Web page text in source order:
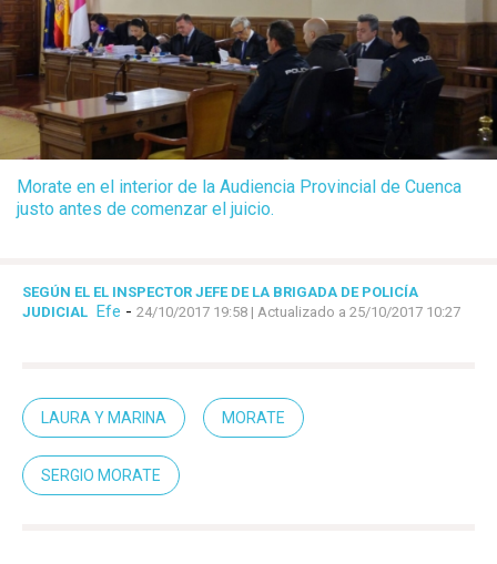
Morate en el interior de la Audiencia Provincial de Cuenca
justo antes de comenzar el juicio.
SEGÚN EL EL INSPECTOR JEFE DE LA BRIGADA DE POLICÍA
JUDICIAL Efe - 24/10/2017 19:58 | Actualizado a 25/10/2017 10:27
LAURA Y MARINA MORATE
SERGIO MORATE